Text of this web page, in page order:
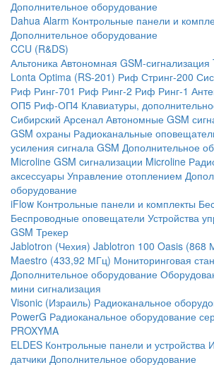
Дополнительное оборудование
Dahua Alarm Контрольные панели и
Дополнительное оборудование
CCU (R&DS)
Альтоника Автономная GSM-сигнализация
Lonta Optima (RS-201) Риф Стринг-200
Риф Ринг-701 Риф Ринг-2 Риф Ринг-1
ОП5 Риф-ОП4 Клавиатуры,
Сибирский Арсенал Автономные GSM
GSM охраны Радиоканальные
усиления сигнала GSM Дополнительное
Microline GSM cигнализации Microline
аксессуары Управление отоплением
оборудование
iFlow Контрольные панели и комплекты
Беспроводные оповещатели Устройства
GSM Трекер
Jablotron (Чехия) Jablotron 100 Oasis (868
Maestro (433,92 МГц) Мониторинговая
Дополнительное оборудование
мини сигнализация
Visonic (Израиль) Радиоканальное
PowerG Радиоканальное оборудование
PROXYMA
ELDES Контрольные панели и устройства
датчики Дополнительное оборудование